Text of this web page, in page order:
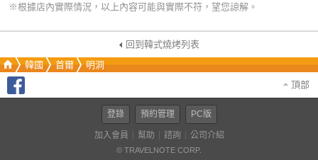
※根據店內實際情況，以上內容可能與實際不符，望您諒解。
回到韓式燒烤列表
韓國
首爾
明洞
頂部
登錄 預約管理 PC版
加入會員 幫助 諮詢 公司介紹
© TRAVELNOTE CORP.